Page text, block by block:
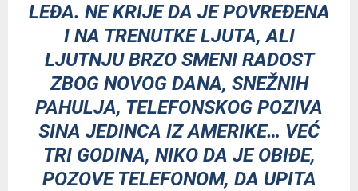
LEĐA. NE KRIJE DA JE POVREĐENA
I NA TRENUTKE LJUTA, ALI
LJUTNJU BRZO SMENI RADOST
ZBOG NOVOG DANA, SNEŽNIH
PAHULJA, TELEFONSKOG POZIVA
SINA JEDINCA IZ AMERIKE… VEĆ
TRI GODINA, NIKO DA JE OBIĐE,
POZOVE TELEFONOM, DA UPITA